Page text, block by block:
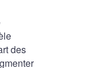
des